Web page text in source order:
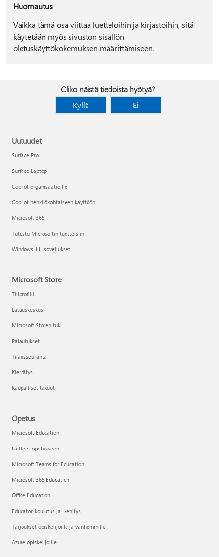
Huomautus
Vaikka tämä osa viittaa luetteloihin ja kirjastoihin, sitä
käytetään myös sivuston sisällön
oletuskäyttökokemuksen määrittämiseen.
Oliko näistä tiedoista hyötyä?
Kyllä
Ei
Uutuudet
Surface Pro
Surface Laptop
Copilot organisaatioille
Copilot henkilökohtaiseen käyttöön
Microsoft 365
Tutustu Microsoftin tuotteisiin
Windows 11 -sovellukset
Microsoft Store
Tiliprofiili
Latauskeskus
Microsoft Storen tuki
Palautukset
Tilausseuranta
Kierrätys
Kaupalliset takuut
Opetus
Microsoft Education
Laitteet opetukseen
Microsoft Teams for Education
Microsoft 365 Education
Office Education
Educator-koulutus ja -kehitys
Tarjoukset opiskelijoille ja vanhemmille
Azure opiskelijoille